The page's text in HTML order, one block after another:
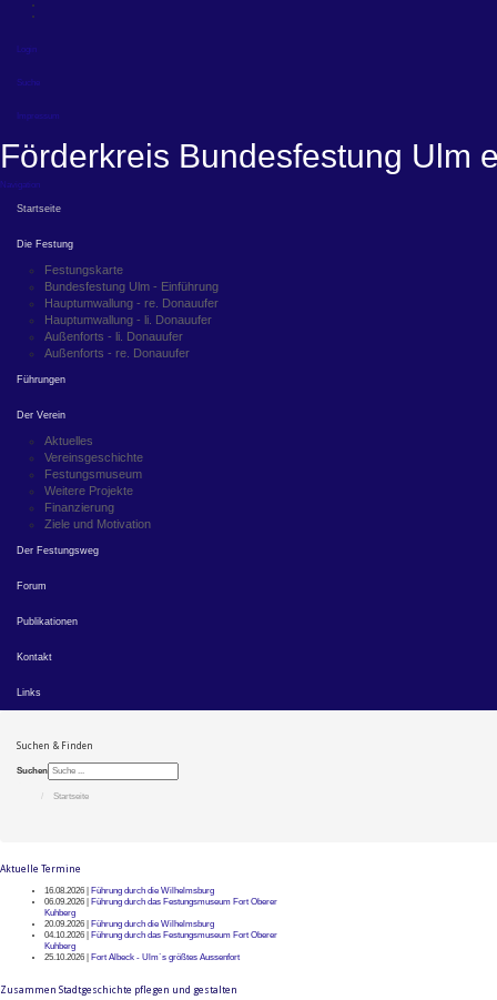
Login
Suche
Impressum
Förderkreis Bundesfestung Ulm
Navigation
Startseite
Die Festung
Festungskarte
Bundesfestung Ulm - Einführung
Hauptumwallung - re. Donauufer
Hauptumwallung - li. Donauufer
Außenforts - li. Donauufer
Außenforts - re. Donauufer
Führungen
Der Verein
Aktuelles
Vereinsgeschichte
Festungsmuseum
Weitere Projekte
Finanzierung
Ziele und Motivation
Der Festungsweg
Forum
Publikationen
Kontakt
Links
Suchen & Finden
Suchen
Startseite
Aktuelle Termine
16.08.2026 |
Führung durch die Wilhelmsburg
06.09.2026 |
Führung durch das Festungsmuseum Fort Oberer
Kuhberg
20.09.2026 |
Führung durch die Wilhelmsburg
04.10.2026 |
Führung durch das Festungsmuseum Fort Oberer
Kuhberg
25.10.2026 |
Fort Albeck - Ulm`s größtes Aussenfort
Zusammen Stadtgeschichte pflegen und gestalten